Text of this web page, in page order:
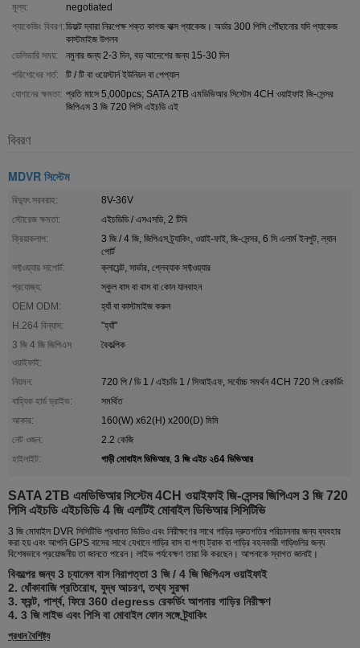
মূল্য:
negotiated
প্যাকেজিং বিবরণ:ডিফল্ট দ্বারা নিরপেক্ষ শক্ত কাগজ বাক্স প্যাকেজ। অর্ডার 300 পিসি পৌঁছানোর যদি প্যাকেজ
কাস্টমাইজ উপলব
ডেলিভারি সময়:
নমুনার জন্য 2-3 দিন, বড় আদেশের জন্য 15-30 দিন
পরিশোধের শর্ত:
টি / টি বা ওয়েস্টার্ন ইউনিয়ন বা পেপ্যাল
যোগানের ক্ষমতা: প্রতি মাসে 5,000pcs; SATA 2TB এমডিভিআর সিস্টেম 4CH ওয়াইফাই জি-সেন্সর
জিপিএস 3 জি 720 পিসি এইচডি এই
বিবরণ
MDVR সিস্টেম
বিদ্যুৎ সরবরাহ:
8V-36V
স্টোরেজ ক্ষমতা:
এইচডিডি / এসএসডি, 2 টিবি
ক্রিয়াকলাপ:
3 জি / 4 জি, জিপিএস ট্র্যাকিং, ওয়াই-ফাই, জি-সেন্সর, 6 সি এলার্ম ইনপুট, ল্যান
পোর্ট
সফ্টওয়্যার সাপোর্ট:
ক্লায়েন্ট, সার্ভার, প্লেব্যাক সফ্টওয়্যার
প্রযোজ্য:
স্কুল বাস বা বাস বা কোন যানবাহন
OEM ODM:
হ্যাঁ বা কাস্টমাইজ করুন
H.264 বিন্যাস:
"হ্যাঁ"
3 জি 4 জি জিপিএস
ওয়াইফাই:
বৈকল্পিক
নিয়মন:
720 পি / ডি 1 / এইচডি 1 / সিআইএফ, সর্বোচ্চ সমর্থন 4CH 720 পি রেকর্ডিং
বাহ্যিক হার্ড ড্রাইভ:
সমর্থিত
আকার:
160(W) x62(H) x200(D) মিমি
নেট ওজন:
2.2 কেজি
হাইলাইট:
গাড়ী মোবাইল ডিভিআর, 3 জি এইচ ২64 ডিভিআর
SATA 2TB এমডিভিআর সিস্টেম 4CH ওয়াইফাই জি-সেন্সর জিপিএস 3 জি 720
পিসি এইচডি এইচডিডি 4 জি এলটিই মোবাইল ডিভিআর সিসিটিভি
3 জি মোবাইল DVR সিসিটিভি প্রধানত ভিডিও এবং নিরীক্ষণের সাথে গাড়ির দ্রুতগতির পরিচালনার জন্য ব্যবহার
করা হয় এবং আপনি GPS বাসের সাথে যেখানে গাড়ির বাস বা পণ্য ট্রাক বা গাড়ির বহনকারী গাড়িগুলির জন্য
বিশেষভাবে প্রয়োজনীয় তা জানতে পারেন। লাইভ পর্যবেক্ষণ তারা কি করছেন। আপনাকে স্বাগত জানাই।
বিকল্পের জন্য 3 চ্যানেল বাস নিরাপত্তা 3 জি / 4 জি জিপিএস ওয়াইফাই
2. ধোঁকাবাজি প্রতিরোধ, যুদ্ধ আচরণ, তথ্য সুরক্ষা
3. ফ্রন্ট, পার্শ্ব, ফিরে 360 degress রেকর্ডিং আপনার গাড়ির নিরীক্ষণ
4. 3 জি লাইভ এবং পিসি বা মোবাইল ফোন সঙ্গে ট্র্যাকিং
প্রধান বৈশিষ্ট্য